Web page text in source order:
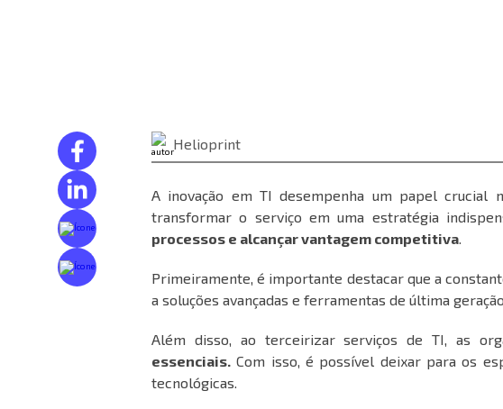
Helioprint
A inovação em TI desempenha um papel crucial
transformar o serviço em uma estratégia
processos e alcançar vantagem competitiva.
Primeiramente, é importante destacar que a
a soluções avançadas e ferramentas de última
Além disso, ao terceirizar serviços de TI, as
essenciais. Com isso, é possível deixar para os
tecnológicas.